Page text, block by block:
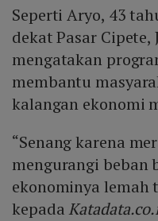
Seperti Aryo, 43
dekat Pasar Cipete,
mengatakan
membantu
kalangan ekonomi
“Senang karena
mengurangi beban
ekonominya lemah
kepada